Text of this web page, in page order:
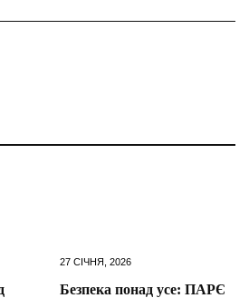
27 СІЧНЯ, 2026
Безпека понад усе: ПАРЄ